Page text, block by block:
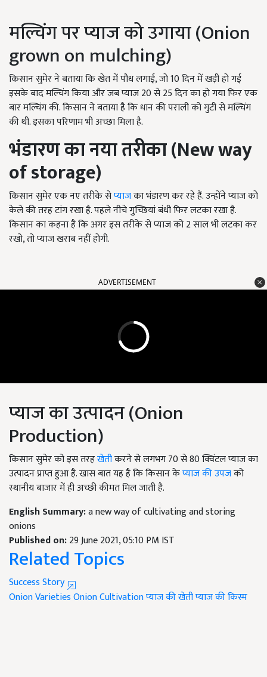
मल्चिंग पर प्याज को उगाया (Onion
grown on mulching)
किसान सुमेर ने बताया कि खेत में पौध लगाई, जो 10 दिन में खड़ी हो गई
इसके बाद मल्चिंग किया और जब प्याज 20 से 25 दिन का हो गया फिर एक
बार मल्चिंग की. किसान ने बताया है कि धान की पराली को गुटी से मल्चिंग
की थी. इसका परिणाम भी अच्छा मिला है.
भंडारण का नया तरीका (New way
of storage)
किसान सुमेर एक नए तरीके सेप्याजका भंडारण कर रहे हैं. उन्होंने प्याज को
केले की तरह टांग रखा है. पहले नीचे गुच्छियां बंधी फिर लटका रखा है.
किसान का कहना है कि अगर इस तरीके से प्याज को 2 साल भी लटका कर
रखो, तो प्याज खराब नहीं होगी.
ADVERTISEMENT
प्याज का उत्पादन (Onion
Production)
किसान सुमेर को इस तरहखेतीकरने से लगभग 70 से 80 क्विंटल प्याज का
उत्पादन प्राप्त हुआ है. खास बात यह है कि किसान केप्याज की उपजको
स्थानीय बाजार में ही अच्छी कीमत मिल जाती है.
English Summary:a new way of cultivating and storing
onions
Published on:29 June 2021, 05:10 PM IST
Related Topics
Success Story
Onion VarietiesOnion Cultivationप्याज की खेतीप्याज की किस्म